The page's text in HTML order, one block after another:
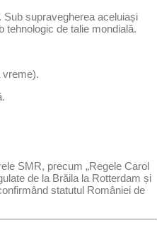
Sub supravegherea aceluiași
tehnologic de talie mondială.
vreme).
SMR, precum „Regele Carol
de la Brăila la Rotterdam și
statutul României de